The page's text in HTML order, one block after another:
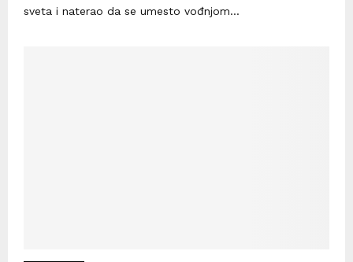
sveta i naterao da se umesto vođnjom...